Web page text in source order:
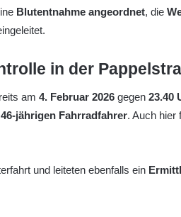
Blutentnahme angeordnet, die
in der
am 4. Februar 2026 gegen 23.40
46-jährigen Fahrradfahrer. Auch hier
und leiteten ebenfalls ein